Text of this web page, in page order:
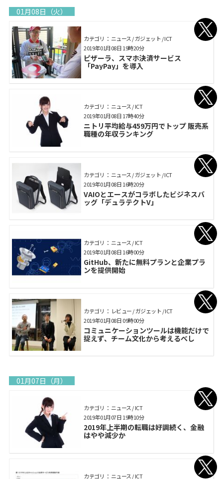
01月08日（火）
カテゴリ： ニュース / ガジェット / ICT
ピザーラ、スマホ決済サービス
「PayPay」を導入
2019年01月08日 19時20分
カテゴリ： ニュース / ICT
ニトリ平均給与459万円でトップ 販売系
職種の年収ランキング
2019年01月08日 17時40分
カテゴリ： ニュース / ガジェット / ICT
VAIOとエースがコラボしたビジネスバ
ッグ「デュラテクトV」
2019年01月08日 16時20分
カテゴリ： ニュース / ICT
GitHub、新たに無料プランと企業プラ
ンを提供開始
2019年01月08日 16時00分
カテゴリ： レビュー / ガジェット / ICT
コミュニケーションツールは機能だけで
捉えず、チーム文化から考えるべし
2019年01月08日 09時00分
01月07日（月）
カテゴリ： ニュース / ICT
2019年上半期の転職は好調続く、金融
はやや減少か
2019年01月07日 19時10分
カテゴリ： ニュース / ICT